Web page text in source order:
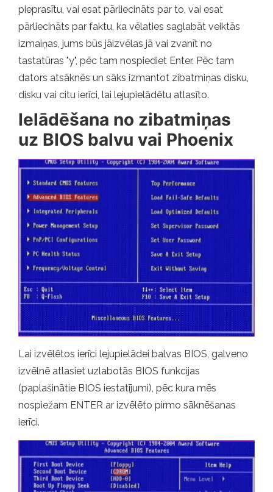
pieprasītu, vai esat pārliecināts par to, vai esat
pārliecināts par faktu, ka vēlaties saglabāt veiktās
izmaiņas, jums būs jāizvēlas jā vai zvanīt no
tastatūras "y", pēc tam nospiediet Enter. Pēc tam
dators atsāknēs un sāks izmantot zibatmiņas disku,
disku vai citu ierīci, lai lejupielādētu atlasīto.
Ielādēšana no zibatmiņas
uz BIOS balvu vai Phoenix
Lai izvēlētos ierīci lejupielādei balvas BIOS, galveno
izvēlnē atlasiet uzlabotās BIOS funkcijas
(paplašinātie BIOS iestatījumi), pēc kura mēs
nospiežam ENTER ar izvēlēto pirmo sāknēšanas
ierīci.